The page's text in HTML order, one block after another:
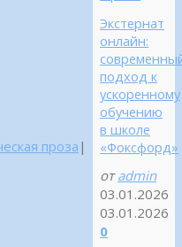
Экстернат
онлайн:
подход к
ускоренному
обучению
в школе
«Фоксфорд»
от admin
03.01.2026
03.01.2026
0
проза|